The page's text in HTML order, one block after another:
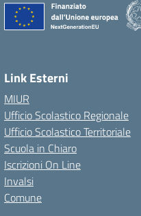
Link Esterni
MIUR
Ufficio Scolastico Regionale
Ufficio Scolastico Territoriale
Scuola in Chiaro
Iscrizioni On Line
Invalsi
Comune